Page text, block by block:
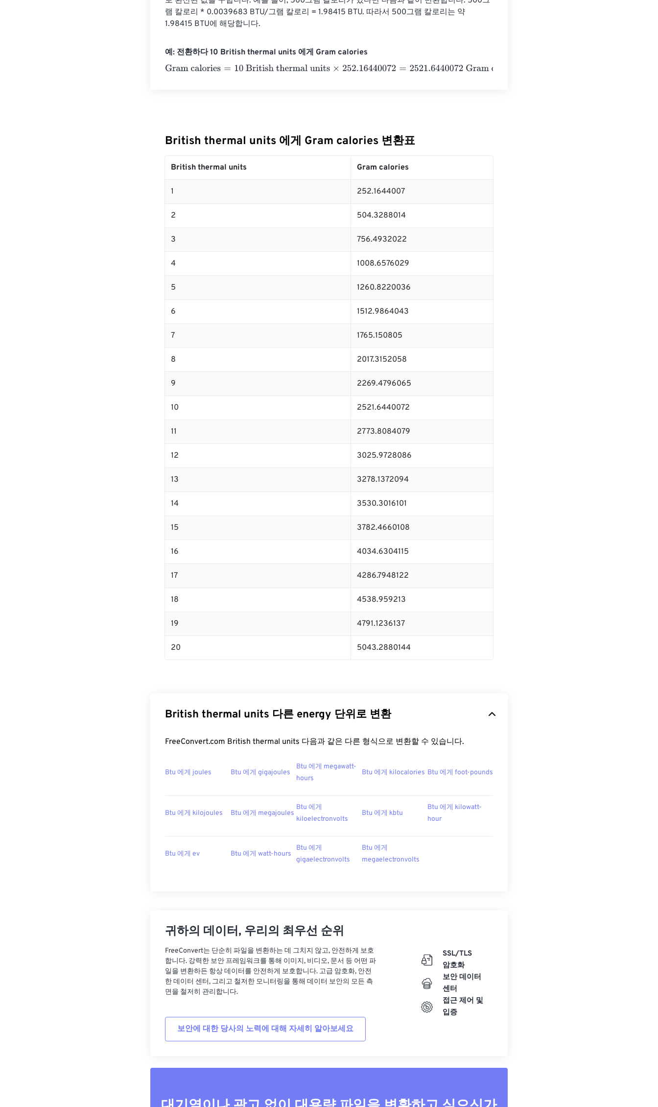
램 칼로리 * 0.0039683 BTU/그램 칼로리 = 1.98415 BTU. 따라서 500그램 칼로리는 약
1.98415 BTU에 해당합니다.
예: 전환하다 10 British thermal units 에게 Gram calories
Gram calories=10 British thermal units×252.16440072=2521.6440072 Gram calories
British thermal units 에게 Gram calories 변환표
British thermal units Gram calories
1 252.1644007
2 504.3288014
3 756.4932022
4 1008.6576029
5 1260.8220036
6 1512.9864043
7 1765.150805
8 2017.3152058
9 2269.4796065
10 2521.6440072
11 2773.8084079
12 3025.9728086
13 3278.1372094
14 3530.3016101
15 3782.4660108
16 4034.6304115
17 4286.7948122
18 4538.959213
19 4791.1236137
20 5043.2880144
British thermal units 다른 energy 단위로 변환
FreeConvert.com British thermal units 다음과 같은 다른 형식으로 변환할 수 있습니다.
Btu 에게 joules Btu 에게 gigajoules
Btu 에게 megawatt-
hours
Btu 에게 kilocalories Btu 에게 foot-pounds
Btu 에게 kilojoules Btu 에게 megajoules
Btu 에게
kiloelectronvolts
Btu 에게 kbtu
Btu 에게 kilowatt-
hour
Btu 에게 ev Btu 에게 watt-hours
Btu 에게
gigaelectronvolts
Btu 에게
megaelectronvolts
귀하의 데이터, 우리의 최우선 순위
FreeConvert는 단순히 파일을 변환하는 데 그치지 않고, 안전하게 보호
합니다. 강력한 보안 프레임워크를 통해 이미지, 비디오, 문서 등 어떤 파
일을 변환하든 항상 데이터를 안전하게 보호합니다. 고급 암호화, 안전
한 데이터 센터, 그리고 철저한 모니터링을 통해 데이터 보안의 모든 측
면을 철저히 관리합니다.
보안에 대한 당사의 노력에 대해 자세히 알아보세요
SSL/TLS
암호화
보안 데이터
센터
접근 제어 및
입증